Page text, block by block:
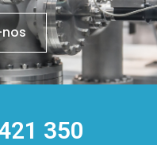
350